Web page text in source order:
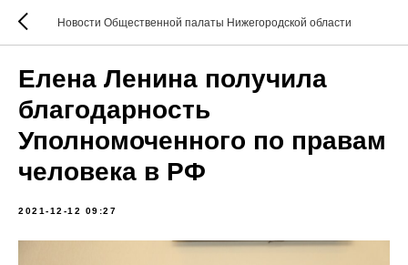
Новости Общественной палаты Нижегородской области
Елена Ленина получила
благодарность
Уполномоченного по правам
человека в РФ
2021-12-12 09:27